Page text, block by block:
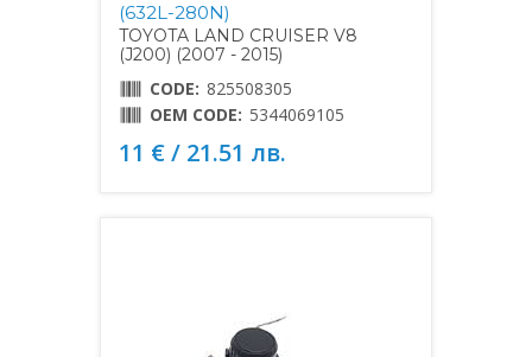
(632L-280N)
TOYOTA LAND CRUISER V8
(J200) (2007 - 2015)
CODE: 825508305
OEM CODE: 5344069105
11 € / 21.51 лв.